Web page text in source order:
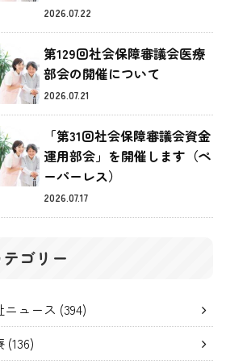
2026.07.22
第129回社会保障審議会医療
部会の開催について
2026.07.21
「第31回社会保障審議会資金
運用部会」を開催します（ペ
ーパーレス）
2026.07.17
テゴリー
ニュース (394)
(136)